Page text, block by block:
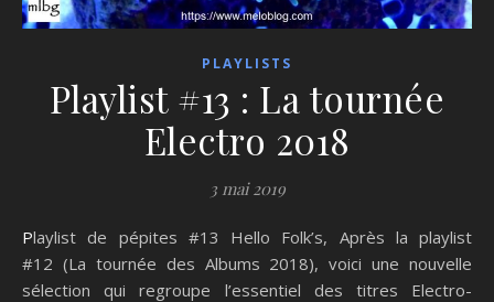
PLAYLISTS
Playlist #13 : La tournée
Electro 2018
3 mai 2019
Playlist de pépites #13 Hello Folk’s, Après la playlist
#12 (La tournée des Albums 2018), voici une nouvelle
sélection qui regroupe l’essentiel des titres Electro-